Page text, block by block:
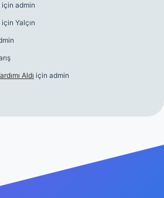
için admin
için Yalçın
Aldı için admin